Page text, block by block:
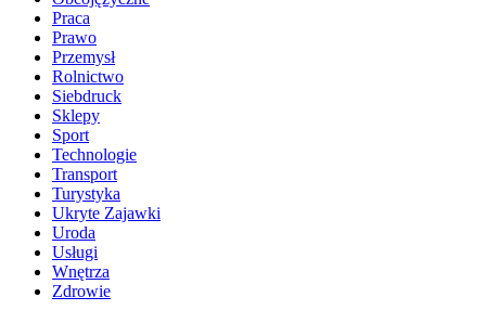
Praca
Prawo
Przemysł
Rolnictwo
Siebdruck
Sklepy
Sport
Technologie
Transport
Turystyka
Ukryte Zajawki
Uroda
Usługi
Wnętrza
Zdrowie